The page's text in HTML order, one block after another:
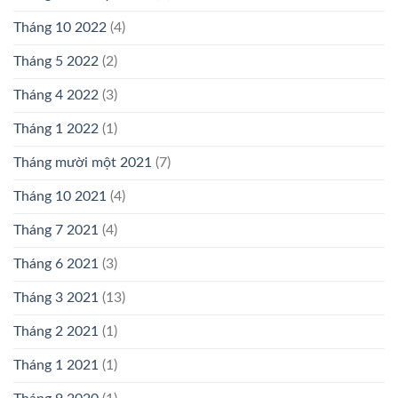
Tháng 10 2022 (4)
Tháng 5 2022 (2)
Tháng 4 2022 (3)
Tháng 1 2022 (1)
Tháng mười một 2021 (7)
Tháng 10 2021 (4)
Tháng 7 2021 (4)
Tháng 6 2021 (3)
Tháng 3 2021 (13)
Tháng 2 2021 (1)
Tháng 1 2021 (1)